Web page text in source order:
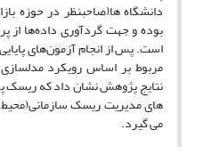
دانشگاه ها(صاحبنظر در حوزه
بوده و جهت گردآوری داده‌ها از
است. پس از انجام آزمون‌های
مربوط بر اساس رویکرد
نتایج پژوهش نشان داد که ریسک
های مدیریت ریسک سازمانی(محیط
می گیرد.